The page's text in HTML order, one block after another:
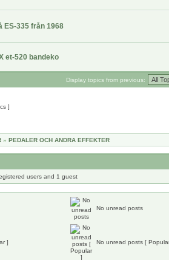
ES-335 från 1968
et-520 bandeko
Display topics from previous:
]
» PEDALER OCH ANDRA EFFEKTER
users and 1 guest
No unread posts
] No unread posts [